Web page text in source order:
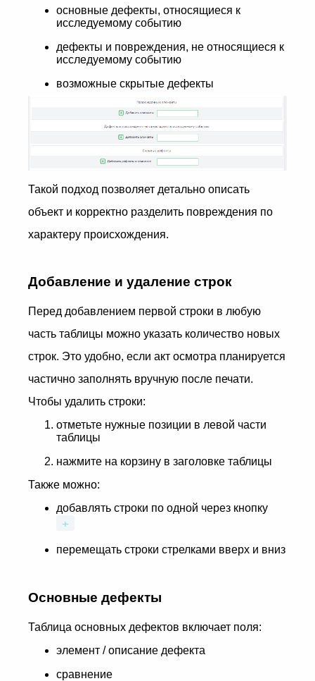
основные дефекты, относящиеся к
исследуемому событию
дефекты и повреждения, не относящиеся к
исследуемому событию
возможные скрытые дефекты
Такой подход позволяет детально описать
объект и корректно разделить повреждения по
характеру происхождения.
Добавление и удаление строк
Перед добавлением первой строки в любую
часть таблицы можно указать количество новых
строк. Это удобно, если акт осмотра планируется
частично заполнять вручную после печати.
Чтобы удалить строки:
отметьте нужные позиции в левой части
таблицы
нажмите на корзину в заголовке таблицы
Также можно:
добавлять строки по одной через кнопку
+
перемещать строки стрелками вверх и вниз
Основные дефекты
Таблица основных дефектов включает поля:
элемент / описание дефекта
сравнение